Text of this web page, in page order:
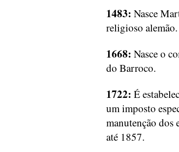
1483: Nasce
religioso alemão.
1668: Nasce o
do Barroco.
1722: É
um imposto
manutenção dos
até 1857.